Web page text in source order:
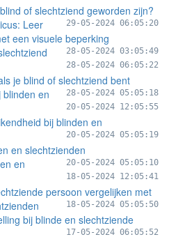
of slechtziend geworden zijn?
29-05-2024 06:05:20
Leer
een visuele beperking
28-05-2024 03:05:49
28-05-2024 06:05:22
je blind of slechtziend bent
28-05-2024 05:05:18
blinden en
20-05-2024 12:05:55
bij blinden en
20-05-2024 05:05:19
en slechtzienden
20-05-2024 05:05:10
en
18-05-2024 12:05:41
persoon vergelijken met
18-05-2024 05:05:50
bij blinde en slechtziende
17-05-2024 06:05:52